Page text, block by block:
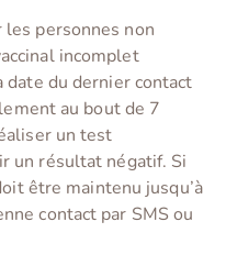
personnes non
incomplet
du dernier contact
au bout de 7
un test
un résultat négatif. Si
être maintenu jusqu’à
contact par SMS ou